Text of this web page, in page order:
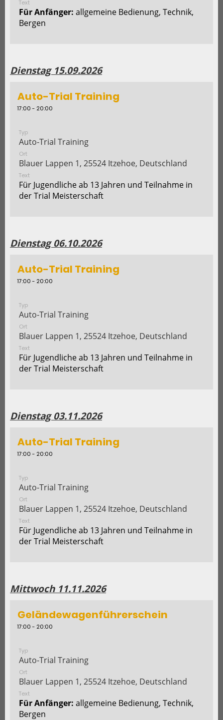
Text
Für Anfänger: allgemeine Bedienung, Technik,
Bergen
Dienstag 15.09.2026
Auto-Trial Training
17:00 - 20:00
Typ
Auto-Trial Training
Ort
Blauer Lappen 1, 25524 Itzehoe, Deutschland
Text
Für Jugendliche ab 13 Jahren und Teilnahme in
der Trial Meisterschaft
Dienstag 06.10.2026
Auto-Trial Training
17:00 - 20:00
Typ
Auto-Trial Training
Ort
Blauer Lappen 1, 25524 Itzehoe, Deutschland
Text
Für Jugendliche ab 13 Jahren und Teilnahme in
der Trial Meisterschaft
Dienstag 03.11.2026
Auto-Trial Training
17:00 - 20:00
Typ
Auto-Trial Training
Ort
Blauer Lappen 1, 25524 Itzehoe, Deutschland
Text
Für Jugendliche ab 13 Jahren und Teilnahme in
der Trial Meisterschaft
Mittwoch 11.11.2026
Geländewagenführerschein
17:00 - 20:00
Typ
Auto-Trial Training
Ort
Blauer Lappen 1, 25524 Itzehoe, Deutschland
Text
Für Anfänger: allgemeine Bedienung, Technik,
Bergen